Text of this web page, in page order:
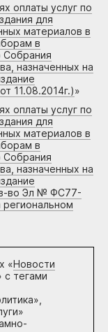
оплаты услуг по
для
материалов в
в
Собрания
назначенных на
11.08.2014г.)»
оплаты услуг по
для
материалов в
в
Собрания
назначенных на
во Эл № ФС77-
«Новости
с тегами